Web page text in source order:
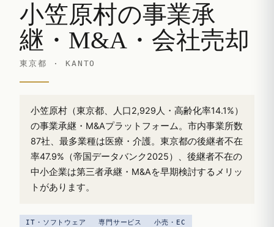
小笠原村の事業承
継・M&A・会社売却
東京都 · KANTO
小笠原村（東京都、人口2,929人・高齢化率14.1%）
の事業承継・M&Aプラットフォーム。市内事業所数
87社、最多業種は医療・介護。東京都の後継者不在
率47.9%（帝国データバンク2025）、後継者不在の
中小企業は第三者承継・M&Aを早期検討するメリッ
トがあります。
IT・ソフトウェア 専門サービス
小売・EC